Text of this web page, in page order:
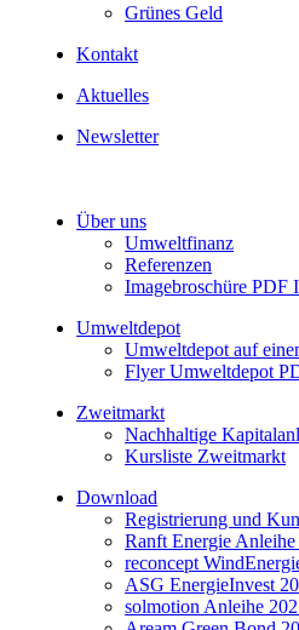
Grünes Geld
Kontakt
Aktuelles
Newsletter
Über uns
Umweltfinanz
Referenzen
Imagebroschüre PDF
Umweltdepot
Umweltdepot auf
Flyer Umweltdepot
Zweitmarkt
Nachhaltige
Kursliste Zweitmarkt
Download
Registrierung und
Ranft Energie
reconcept
ASG EnergieInvest
solmotion Anleihe